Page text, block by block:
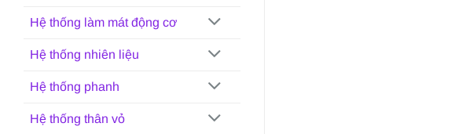
Hệ thống làm mát động cơ
Hệ thống nhiên liệu
Hệ thống phanh
Hệ thống thân vỏ